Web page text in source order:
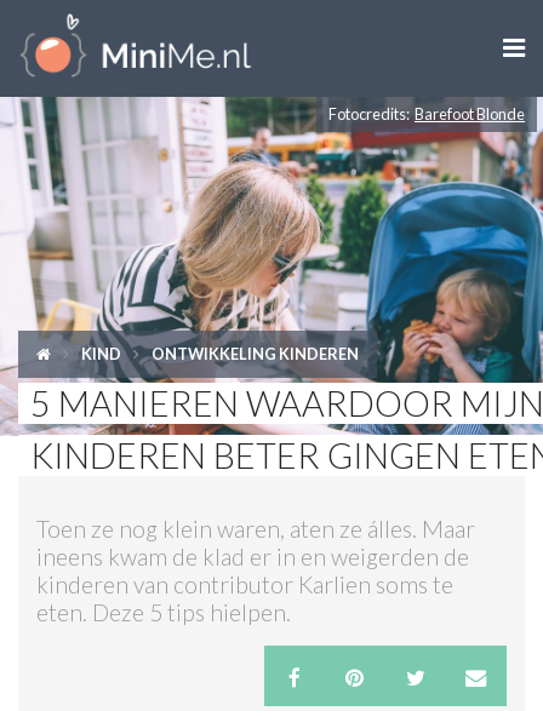

ZWANGER WORDEN
ZWANGER
BABY
PEUTER
KIND
LIFESTYLE
SHOPS
ACTIES & KORTING
Fotocredits: Barefoot Blonde
KIND ONTWIKKELING KINDEREN
5 MANIEREN WAARDOOR MIJN
KINDEREN BETER GINGEN
Toen ze nog klein waren, aten ze álles. Maar
ineens kwam de klad er in en weigerden de
kinderen van contributor Karlien soms te
eten. Deze 5 tips hielpen.